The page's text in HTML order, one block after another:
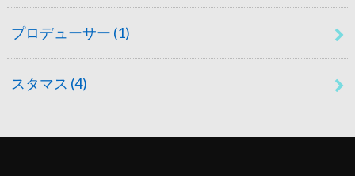
プロデューサー (1)
スタマス (4)